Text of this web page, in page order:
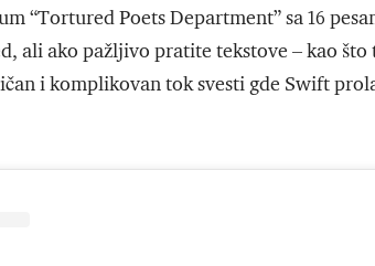
“Tortured Poets Department” sa 16
ali ako pažljivo pratite tekstove – kao što
i komplikovan tok svesti gde Swift